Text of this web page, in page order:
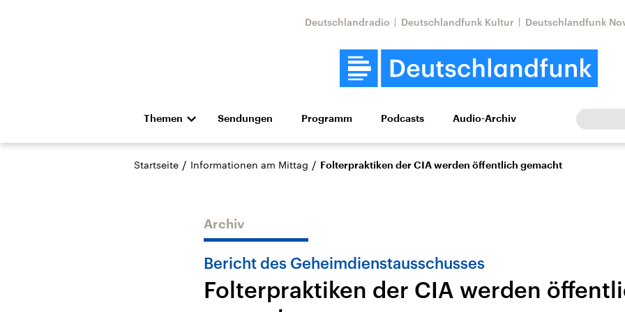
Deutschlandradio Deutschlandfunk Kultur Deutschlandfunk
Themen
Die Nachrichten Politik Wirtschaft Wissen Kultur Europa
Hörspiel und Feature Musik
Landtagswahl Sachsen-
USA
Nahostkonflikt
Iran
Sendungen Programm Podcasts Audio-Archiv
Startseite / Informationen am Mittag / Folterpraktiken der CIA werden öffentlich gemacht
Archiv
Bericht des Geheimdienstausschusses
Folterpraktiken der CIA werden